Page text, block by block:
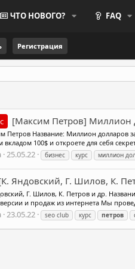
ЧТО НОВОГО? FAQ
Регистрация
[Максим Петров] Миллион
Петров Название: Миллион долларов
100$ и откроете для себя
25.05.22 бизнес курс миллион
Яндовский, Г. Шилов, К.
Г. Шилов, К. Петров и др.
и продаж из интернета Мы
23.05.22 seo club курс петров